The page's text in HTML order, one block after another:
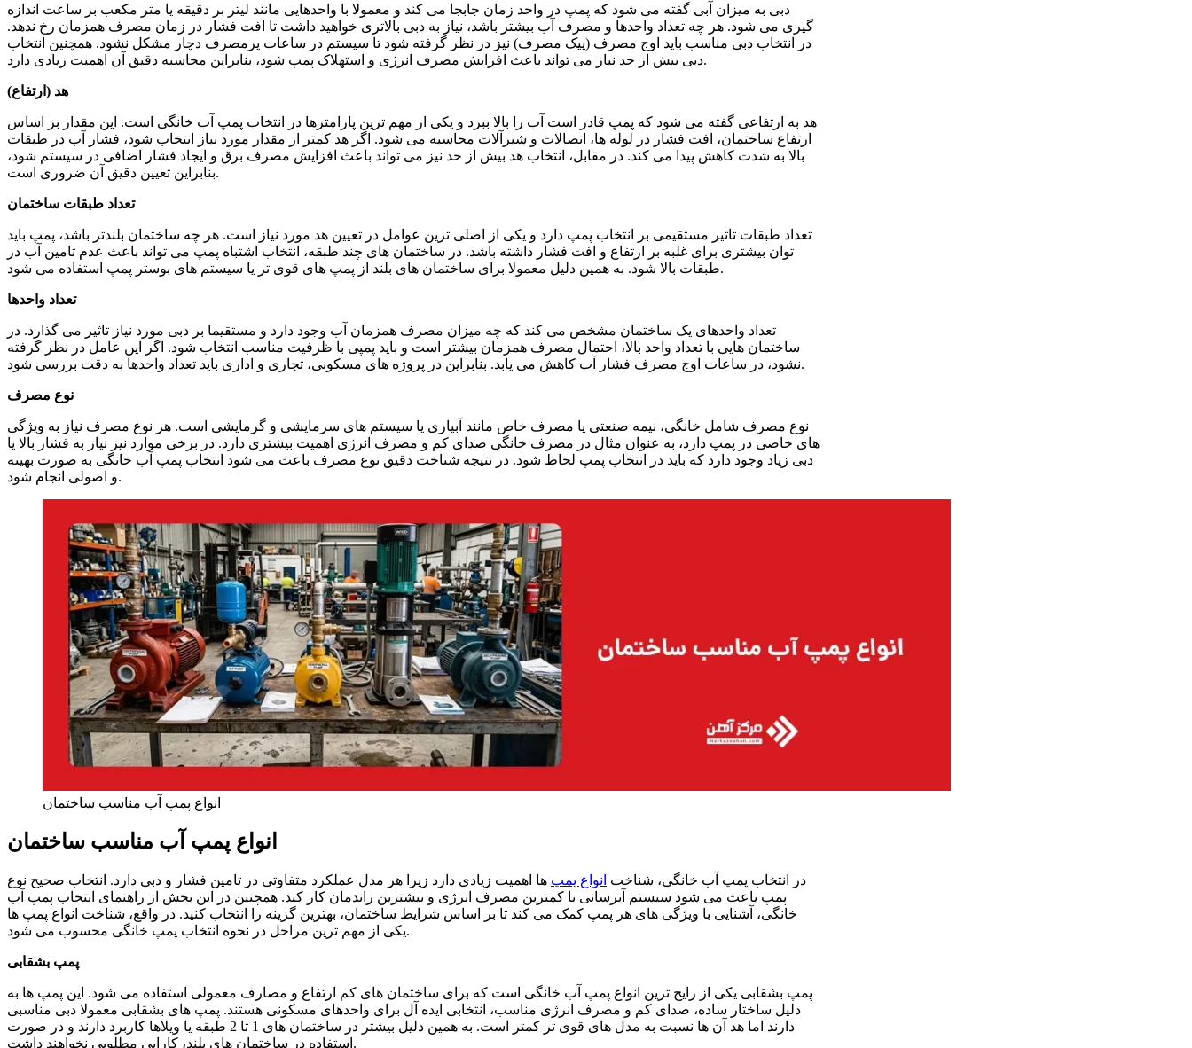
دبی به میزان آبی گفته می شود که پمپ در واحد زمان جابجا می کند و معمولا با واحدهایی مانند لیتر بر دقیقه یا متر مکعب بر ساعت اندازه
گیری می شود. هر چه تعداد واحدها و مصرف آب بیشتر باشد، نیاز به دبی بالاتری خواهید داشت تا افت فشار در زمان مصرف همزمان رخ ندهد.
در انتخاب دبی مناسب باید اوج مصرف (پیک مصرف) نیز در نظر گرفته شود تا سیستم در ساعات پرمصرف دچار مشکل نشود. همچنین انتخاب
دبی بیش از حد نیاز می تواند باعث افزایش مصرف انرژی و استهلاک پمپ شود، بنابراین محاسبه دقیق آن اهمیت زیادی دارد.
هد (ارتفاع)
هد به ارتفاعی گفته می شود که پمپ قادر است آب را بالا ببرد و یکی از مهم ترین پارامترها در انتخاب پمپ آب خانگی است. این مقدار بر اساس
ارتفاع ساختمان، افت فشار در لوله ها، اتصالات و شیرآلات محاسبه می شود. اگر هد کمتر از مقدار مورد نیاز انتخاب شود، فشار آب در طبقات
بالا به شدت کاهش پیدا می کند. در مقابل، انتخاب هد بیش از حد نیز می تواند باعث افزایش مصرف برق و ایجاد فشار اضافی در سیستم شود،
بنابراین تعیین دقیق آن ضروری است.
تعداد طبقات ساختمان
تعداد طبقات تاثیر مستقیمی بر انتخاب پمپ دارد و یکی از اصلی ترین عوامل در تعیین هد مورد نیاز است. هر چه ساختمان بلندتر باشد، پمپ باید
توان بیشتری برای غلبه بر ارتفاع و افت فشار داشته باشد. در ساختمان های چند طبقه، انتخاب اشتباه پمپ می تواند باعث عدم تامین آب در
طبقات بالا شود. به همین دلیل معمولا برای ساختمان های بلند از پمپ های قوی تر یا سیستم های بوستر پمپ استفاده می شود.
تعداد واحدها
تعداد واحدهای یک ساختمان مشخص می کند که چه میزان مصرف همزمان آب وجود دارد و مستقیما بر دبی مورد نیاز تاثیر می گذارد. در
ساختمان هایی با تعداد واحد بالا، احتمال مصرف همزمان بیشتر است و باید پمپی با ظرفیت مناسب انتخاب شود. اگر این عامل در نظر گرفته
نشود، در ساعات اوج مصرف فشار آب کاهش می یابد. بنابراین در پروژه های مسکونی، تجاری و اداری باید تعداد واحدها به دقت بررسی شود.
نوع مصرف
نوع مصرف شامل خانگی، نیمه صنعتی یا مصرف خاص مانند آبیاری یا سیستم های سرمایشی و گرمایشی است. هر نوع مصرف نیاز به ویژگی
های خاصی در پمپ دارد، به عنوان مثال در مصرف خانگی صدای کم و مصرف انرژی اهمیت بیشتری دارد. در برخی موارد نیز نیاز به فشار بالا یا
دبی زیاد وجود دارد که باید در انتخاب پمپ لحاظ شود. در نتیجه شناخت دقیق نوع مصرف باعث می شود انتخاب پمپ آب خانگی به صورت بهینه
و اصولی انجام شود.
انواع پمپ آب مناسب ساختمان
انواع پمپ آب مناسب ساختمان
در انتخاب پمپ آب خانگی، شناخت انواع پمپ ها اهمیت زیادی دارد زیرا هر مدل عملکرد متفاوتی در تامین فشار و دبی دارد. انتخاب صحیح نوع
پمپ باعث می شود سیستم آبرسانی با کمترین مصرف انرژی و بیشترین راندمان کار کند. همچنین در این بخش از راهنمای انتخاب پمپ آب
خانگی، آشنایی با ویژگی های هر پمپ کمک می کند تا بر اساس شرایط ساختمان، بهترین گزینه را انتخاب کنید. در واقع، شناخت انواع پمپ ها
یکی از مهم ترین مراحل در نحوه انتخاب پمپ خانگی محسوب می شود.
پمپ بشقابی
پمپ بشقابی یکی از رایج ترین انواع پمپ آب خانگی است که برای ساختمان های کم ارتفاع و مصارف معمولی استفاده می شود. این پمپ ها به
دلیل ساختار ساده، صدای کم و مصرف انرژی مناسب، انتخابی ایده آل برای واحدهای مسکونی هستند. پمپ های بشقابی معمولا دبی مناسبی
دارند اما هد آن ها نسبت به مدل های قوی تر کمتر است. به همین دلیل بیشتر در ساختمان های 1 تا 2 طبقه یا ویلاها کاربرد دارند و در صورت
استفاده در ساختمان های بلند، کارایی مطلوبی نخواهند داشت.